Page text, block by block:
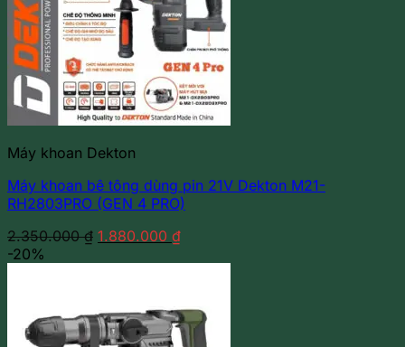
Máy khoan Dekton
Máy khoan bê tông dùng pin 21V Dekton M21-
RH2803PRO (GEN 4 PRO)
2.350.000₫ Giá
1.880.000 ₫Giá
1.880.000 ₫.
-20%